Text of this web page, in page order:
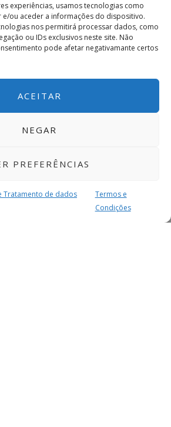
experiências, usamos tecnologias como
e/ou aceder a informações do dispositivo.
nos permitirá processar dados, como
ou IDs exclusivos neste site. Não
pode afetar negativamante certos
ACEITAR
NEGAR
PREFERÊNCIAS
Tratamento de dados
Termos e
Condições